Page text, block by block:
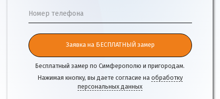
Номер телефона
Заявка на БЕСПЛАТНЫЙ замер
Бесплатный замер по Симферополю и пригородам.
Нажимая кнопку, вы даете согласие на обработку
персональных данных